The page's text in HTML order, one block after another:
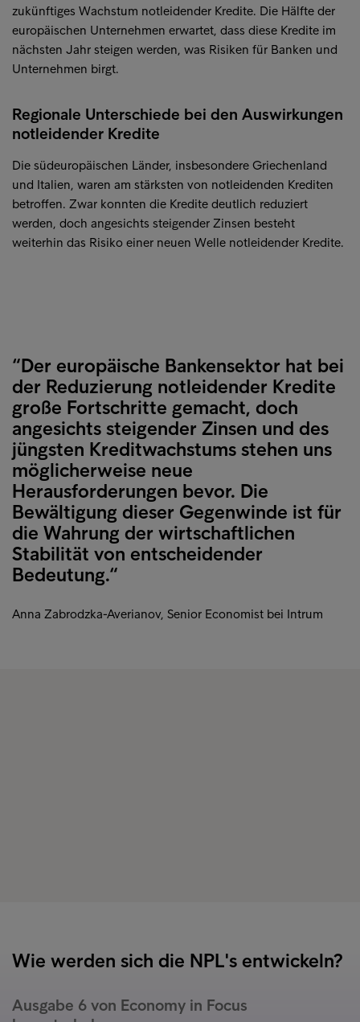
zukünftiges Wachstum notleidender Kredite. Die Hälfte der
europäischen Unternehmen erwartet, dass diese Kredite im
nächsten Jahr steigen werden, was Risiken für Banken und
Unternehmen birgt.
Regionale Unterschiede bei den Auswirkungen
notleidender Kredite
Die südeuropäischen Länder, insbesondere Griechenland
und Italien, waren am stärksten von notleidenden Krediten
betroffen. Zwar konnten die Kredite deutlich reduziert
werden, doch angesichts steigender Zinsen besteht
weiterhin das Risiko einer neuen Welle notleidender Kredite.
“Der europäische Bankensektor hat bei
der Reduzierung notleidender Kredite
große Fortschritte gemacht, doch
angesichts steigender Zinsen und des
jüngsten Kreditwachstums stehen uns
möglicherweise neue
Herausforderungen bevor. Die
Bewältigung dieser Gegenwinde ist für
die Wahrung der wirtschaftlichen
Stabilität von entscheidender
Bedeutung.“
Anna Zabrodzka-Averianov, Senior Economist bei Intrum
Wie werden sich die NPL's entwickeln?
Ausgabe 6 von Economy in Focus